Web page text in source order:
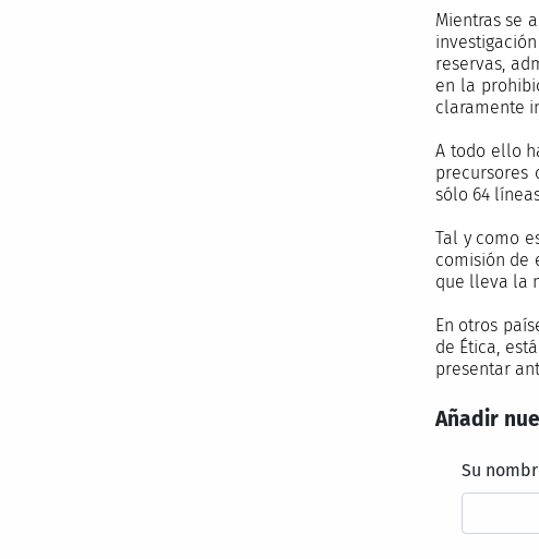
Mientras se
reservas,
en la
claramente
A todo ello
precursores
sólo 64
Tal y como
comisión de
que lleva la
En otros
de Ética,
presentar
Añadir
Su